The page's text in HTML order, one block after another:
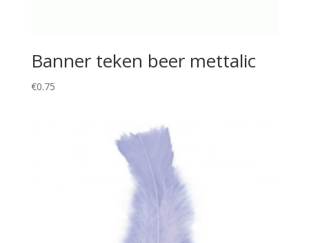
Banner teken beer mettalic
€0.75